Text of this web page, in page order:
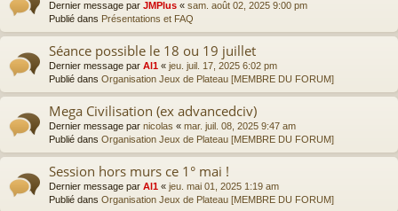
Dernier message par JMPlus « sam. août 02, 2025 9:00 pm
Publié dans Présentations et FAQ
Séance possible le 18 ou 19 juillet
Dernier message par Al1 « jeu. juil. 17, 2025 6:02 pm
Publié dans Organisation Jeux de Plateau [MEMBRE DU FORUM]
Mega Civilisation (ex advancedciv)
Dernier message par nicolas « mar. juil. 08, 2025 9:47 am
Publié dans Organisation Jeux de Plateau [MEMBRE DU FORUM]
Session hors murs ce 1° mai !
Dernier message par Al1 « jeu. mai 01, 2025 1:19 am
Publié dans Organisation Jeux de Plateau [MEMBRE DU FORUM]